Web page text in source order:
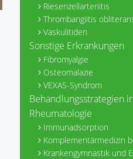
Riesenzellarteriitis
Thrombangiitis
Vaskulitiden
Sonstige Erkrankungen
Fibromyalgie
Osteomalazie
VEXAS-Syndrom
Behandlungsstrategien
Rheumatologie
Immunadsorption
Komplementärmedizin
Krankengymnastik und